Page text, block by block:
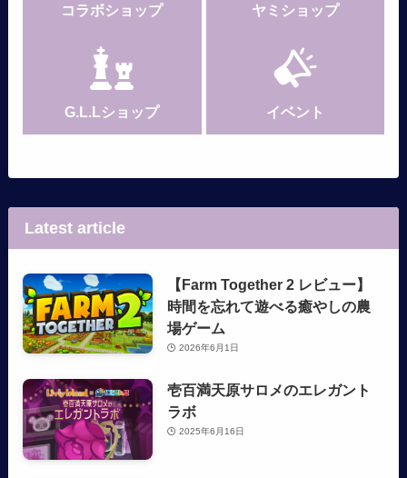
コラボショップ ヤミショップ
G.L.Lショップ イベント
Latest article
【Farm Together 2 レビュー】
時間を忘れて遊べる癒やしの農
場ゲーム
2026年6月1日
壱百満天原サロメのエレガント
ラボ
2025年6月16日